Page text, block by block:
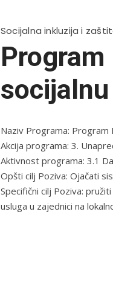
Socijalna inkluzija i
Program
Naziv Programa: Program
Akcija programa: 3.
Aktivnost programa: 3.1
Opšti cilj Poziva: Ojačati
Specifični cilj Poziva:
usluga u zajednici na